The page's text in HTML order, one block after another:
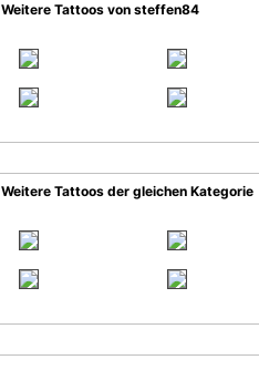
Weitere Tattoos von steffen84
Weitere Tattoos der gleichen Kategorie